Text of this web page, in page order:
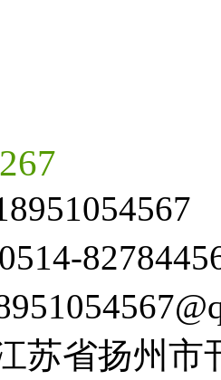
0514-
苏省扬州市